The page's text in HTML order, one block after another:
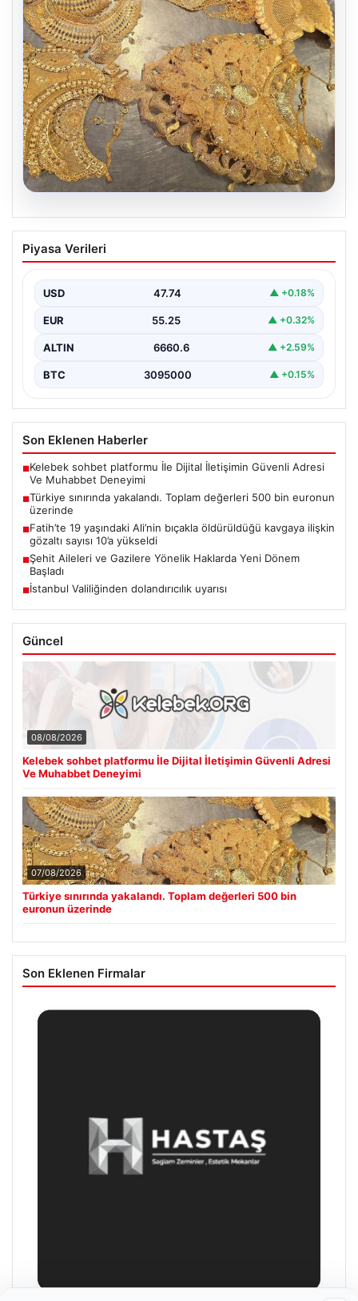
Türkiye sınırında yakalandı. Toplam
değerleri 500 bin euronun üzerinde
bin euronun üzerinde değere ulaştı”, “content”: “…
Piyasa Verileri
USD 47.74 ▲ +0.18%
EUR 55.25 ▲ +0.32%
ALTIN 6660.6 ▲ +2.59%
BTC 3095000 ▲ +0.15%
Son Eklenen Haberler
■Kelebek sohbet platformu İle Dijital İletişimin Güvenli Adresi
Ve Muhabbet Deneyimi
■Türkiye sınırında yakalandı. Toplam değerleri 500 bin euronun
üzerinde
■Fatih’te 19 yaşındaki Ali’nin bıçakla öldürüldüğü kavgaya ilişkin
gözaltı sayısı 10’a yükseldi
■Şehit Aileleri ve Gazilere Yönelik Haklarda Yeni Dönem
Başladı
■İstanbul Valiliğinden dolandırıcılık uyarısı
Güncel
08/08/2026
Kelebek sohbet platformu İle Dijital İletişimin Güvenli Adresi
Ve Muhabbet Deneyimi
07/08/2026
Türkiye sınırında yakalandı. Toplam değerleri 500 bin
euronun üzerinde
Son Eklenen Firmalar